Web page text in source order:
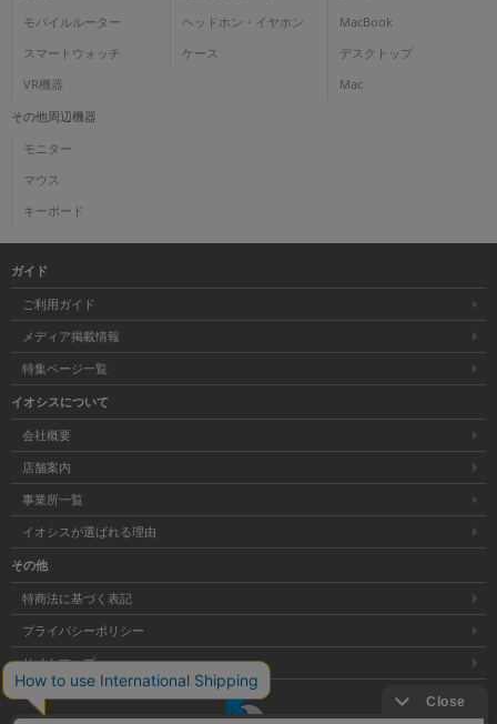
モバイルルーター
スマートウォッチ
VR機器
ヘッドホン・イヤホン
ケース
MacBook
デスクトップ
Mac
その他周辺機器
モニター
マウス
キーボード
ガイド
ご利用ガイド
メディア掲載情報
特集ページ一覧
イオシスについて
会社概要
店舗案内
事業所一覧
イオシスが選ばれる理由
その他
特商法に基づく表記
プライバシーポリシー
サイトマップ